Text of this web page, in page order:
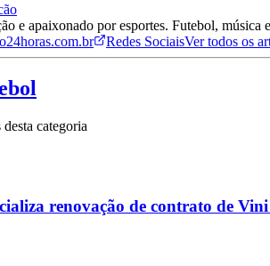
e apaixonado por esportes. Futebol, música
Redes SociaisVer todos os
categoria
renovação de contrato de Vini